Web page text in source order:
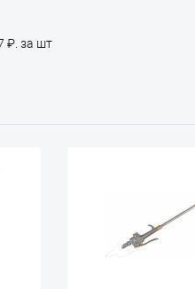
₽. за шт